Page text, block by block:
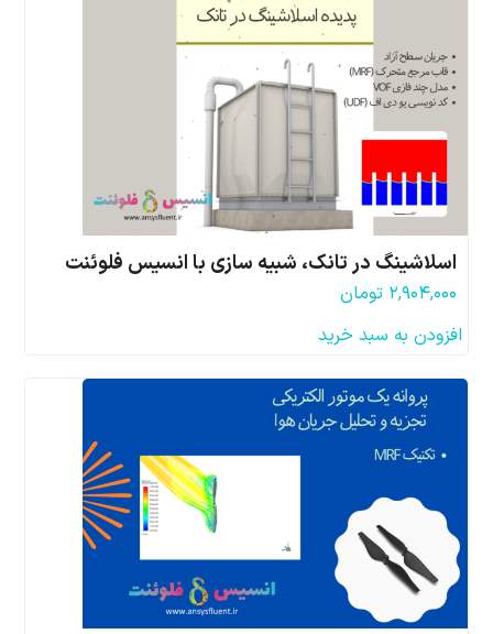
اسلاشینگ در تانک، شبیه سازی با انسیس فلوئنت
۲,۹۰۴,۰۰۰ تومان
افزودن به سبد خرید